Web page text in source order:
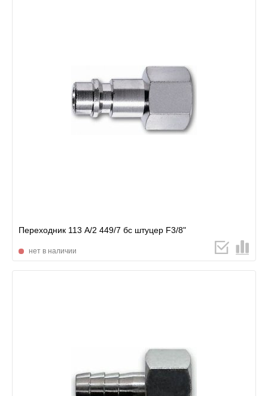
Переходник 113 А/2 449/7 бс штуцер F3/8"
нет в наличии